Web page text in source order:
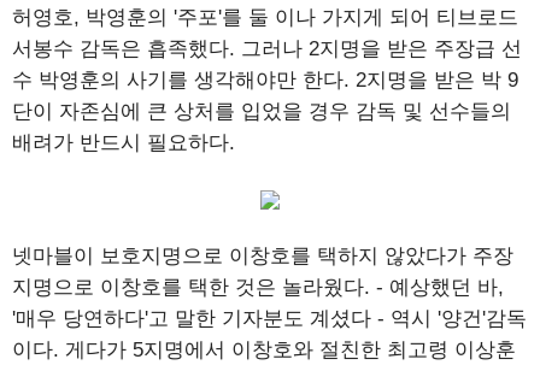
허영호, 박영훈의 '주포'를 둘 이나 가지게 되어 티브로드
서봉수 감독은 흡족했다. 그러나 2지명을 받은 주장급 선
수 박영훈의 사기를 생각해야만 한다. 2지명을 받은 박 9
단이 자존심에 큰 상처를 입었을 경우 감독 및 선수들의
배려가 반드시 필요하다.
넷마블이 보호지명으로 이창호를 택하지 않았다가 주장
지명으로 이창호를 택한 것은 놀라웠다. - 예상했던 바,
'매우 당연하다'고 말한 기자분도 계셨다 - 역시 '양건'감독
이다. 게다가 5지명에서 이창호와 절친한 최고령 이상훈